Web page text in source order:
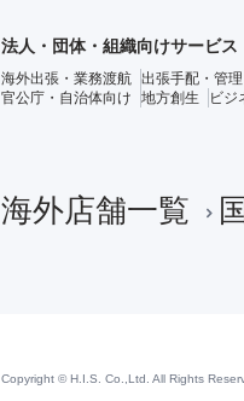
法人・団体・組織向けサービス
海外出張・業務渡航 出張手配・管理
官公庁・自治体向け
地方創生 ビジ
海外店舗一覧
Copyright © H.I.S. Co.,Ltd. All Rights